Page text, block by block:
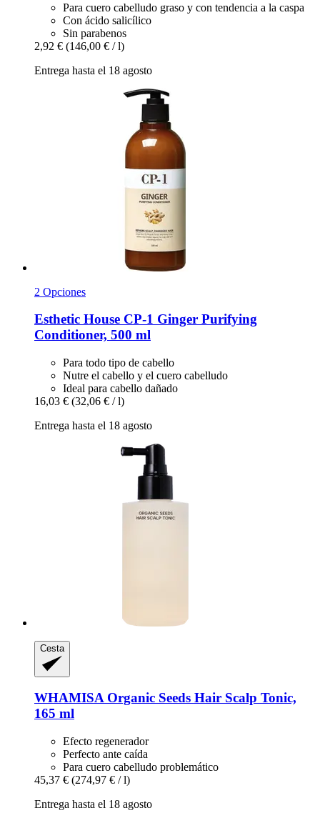
Para cuero cabelludo graso y con tendencia a la caspa
Con ácido salicílico
Sin parabenos
2,92 € (146,00 € / l)
Entrega hasta el 18 agosto
2 Opciones
Esthetic House CP-​1 Ginger Purifying
Conditioner, 500 ml
Para todo tipo de cabello
Nutre el cabello y el cuero cabelludo
Ideal para cabello dañado
16,03 € (32,06 € / l)
Entrega hasta el 18 agosto
Cesta
WHAMISAOrganic Seeds Hair Scalp Tonic,
165 ml
Efecto regenerador
Perfecto ante caída
Para cuero cabelludo problemático
45,37 € (274,97 € / l)
Entrega hasta el 18 agosto